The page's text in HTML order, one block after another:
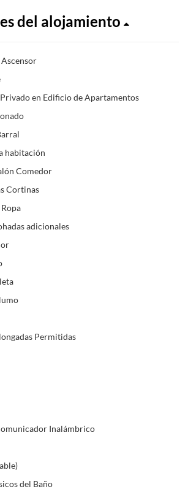
del alojamiento
en Edificio de Apartamentos
habitación
Comedor
Cortinas
adicionales
Permitidas
Inalámbrico
del Baño